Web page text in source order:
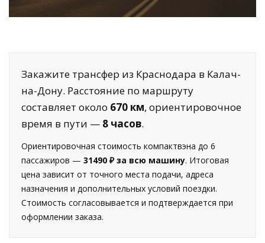
Закажите трансфер из Краснодара в Калач-
на-Дону. Расстояние по маршруту
составляет около 670 км, ориентировочное
время в пути — 8 часов.
Ориентировочная стоимость компактвэна до 6
пассажиров — 31490 ₽ за всю машину. Итоговая
цена зависит от точного места подачи, адреса
назначения и дополнительных условий поездки.
Стоимость согласовывается и подтверждается при
оформлении заказа.